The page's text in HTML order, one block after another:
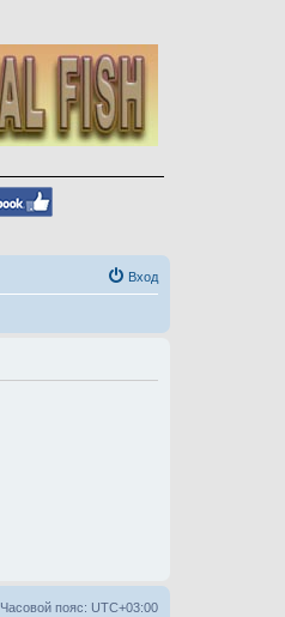
Вход
Часовой пояс: UTC+03:00